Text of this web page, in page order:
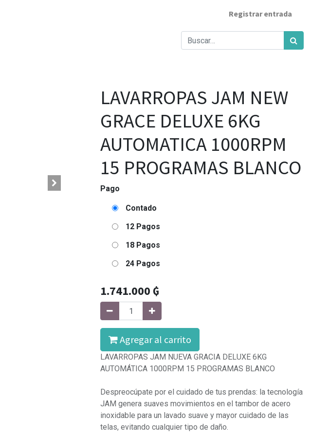
Registrar entrada
LAVARROPAS JAM NEW
GRACE DELUXE 6KG
AUTOMATICA 1000RPM
15 PROGRAMAS BLANCO
Pago
Contado
12 Pagos
18 Pagos
24 Pagos
1.741.000 ₲
Agregar al carrito
LAVARROPAS JAM NUEVA GRACIA DELUXE 6KG
AUTOMÁTICA 1000RPM 15 PROGRAMAS BLANCO
Despreocúpate por el cuidado de tus prendas: la tecnología
JAM genera suaves movimientos en el tambor de acero
inoxidable para un lavado suave y mayor cuidado de las
telas, evitando cualquier tipo de daño.